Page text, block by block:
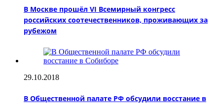
В Москве прошёл VI Всемирный конгресс
российских соотечественников, проживающих за
рубежом
29.10.2018
В Общественной палате РФ обсудили восстание в